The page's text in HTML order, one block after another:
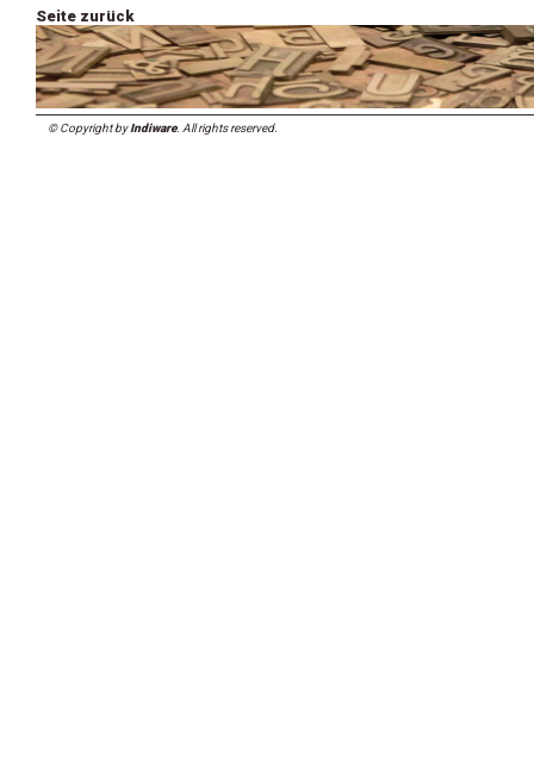
Seite zurück
© Copyright byIndiware. All rights reserved.